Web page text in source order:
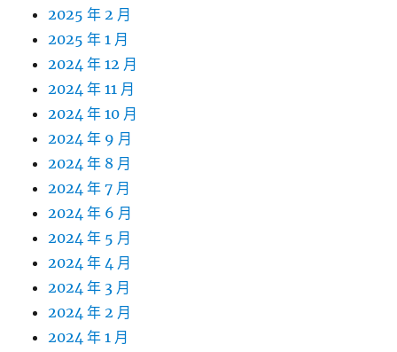
2025 年 2 月
2025 年 1 月
2024 年 12 月
2024 年 11 月
2024 年 10 月
2024 年 9 月
2024 年 8 月
2024 年 7 月
2024 年 6 月
2024 年 5 月
2024 年 4 月
2024 年 3 月
2024 年 2 月
2024 年 1 月